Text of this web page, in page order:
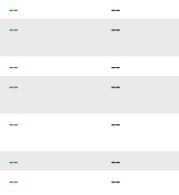
--
--
-- --
--
--
-- --
-- --
--
--
-- --